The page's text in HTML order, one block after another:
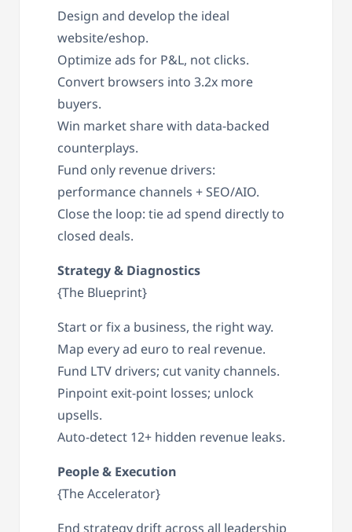
Design and develop the ideal
website/eshop.
Optimize ads for P&L, not clicks.
Convert browsers into 3.2x more
buyers.
Win market share with data-backed
counterplays.
Fund only revenue drivers:
performance channels + SEO/AIO.
Close the loop: tie ad spend directly to
closed deals.
Strategy & Diagnostics
{The Blueprint}
Start or fix a business, the right way.
Map every ad euro to real revenue.
Fund LTV drivers; cut vanity channels.
Pinpoint exit-point losses; unlock
upsells.
Auto-detect 12+ hidden revenue leaks.
People & Execution
{The Accelerator}